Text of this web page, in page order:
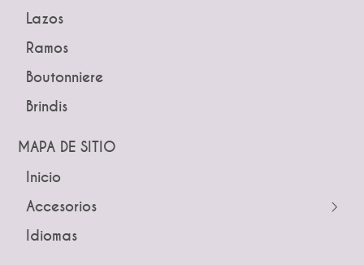
Guías
Peinetas
Pines
Tiaras y Coronas
Lazos
Ramos
Boutonniere
Brindis
MAPA DE SITIO
Inicio
Accesorios
← Atrás
Tocados
← Atrás
Peinetas
Pines
Lazos
Idiomas